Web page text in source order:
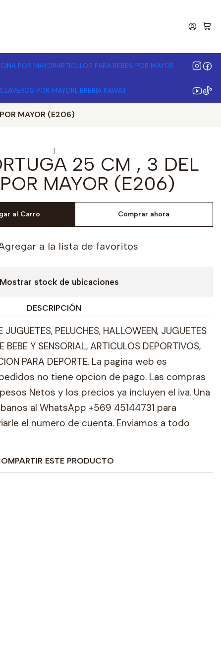
POR MAYORARTICULOS PARA BEBES POR MAYOR
LLAVEROS POR MAYORLIBRERIA KAWAII
MAYOR (E206)
|
25 CM , 3 DEL
MAYOR (E206)
al Carro Comprar ahora
a la lista de favoritos
Mostrar stock de ubicaciones
DESCRIPCIÓN
PELUCHES, HALLOWEEN, JUGUETES
BEBE Y SENSORIAL, ARTICULOS DEPORTIVOS,
PARA DEPORTE. La pagina web es
no tiene opcion de pago. Las compras
Netos y los precios ya incluyen el iva. Una
al WhatsApp +569 45144731 para
el numero de cuenta. Enviamos a todo
ESTE PRODUCTO